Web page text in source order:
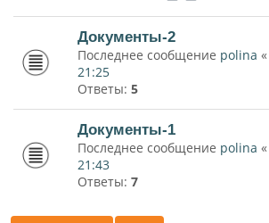
Документы-2
Последнее сообщение polina «
21:25
Ответы: 5
Документы-1
Последнее сообщение polina «
21:43
Ответы: 7